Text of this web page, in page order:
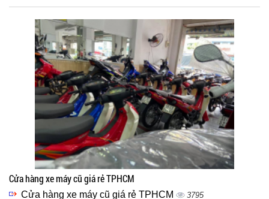
Cửa hàng xe máy cũ giá rẻ TPHCM
Cửa hàng xe máy cũ giá rẻ TPHCM 3795